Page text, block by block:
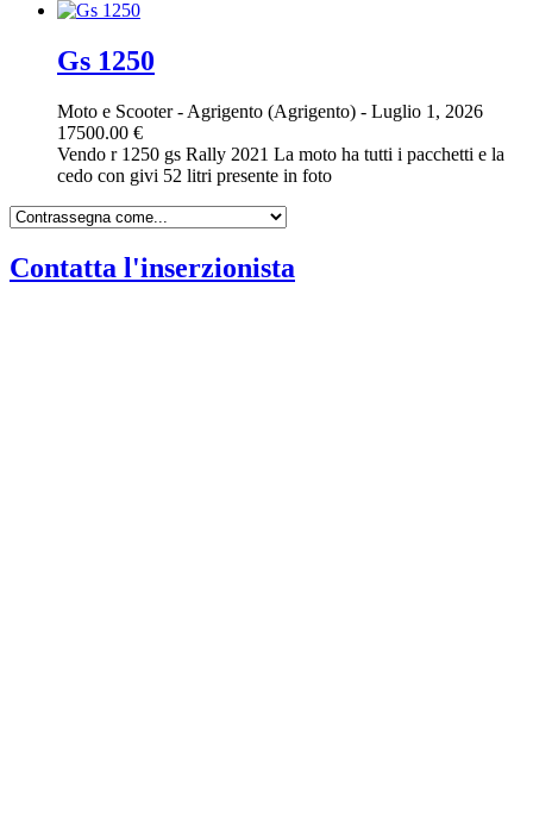
Gs 1250
Moto e Scooter- Agrigento (Agrigento) - Luglio 1, 2026
17500.00 €
Vendo r 1250 gs Rally 2021 La moto ha tutti i pacchetti e la
cedo con givi 52 litri presente in foto
Contatta l'inserzionista